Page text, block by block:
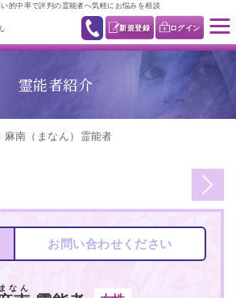
的中率で評判の霊能者へ気軽にお悩みを相談
新規登録 ログイン
霊能者紹介
麻南（まなん）霊能者
お問い合わせください
まなん